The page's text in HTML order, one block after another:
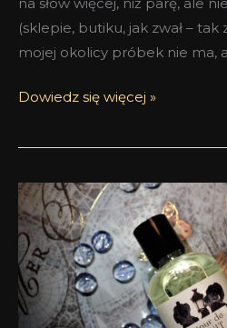
(sklepie, butiku, jak zwał – tak
mojej okolicy próbek nie ma,
Dowiedz się więcej »
Paczula
od
nocy
do
nocy
–